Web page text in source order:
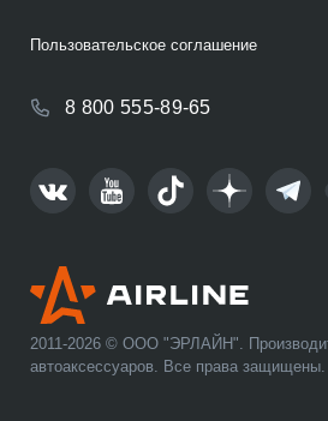
2011-2026 © ООО "ЭРЛАЙН".
автоаксессуаров. Все права
8 800 555-89-65
Пользовательское соглашение